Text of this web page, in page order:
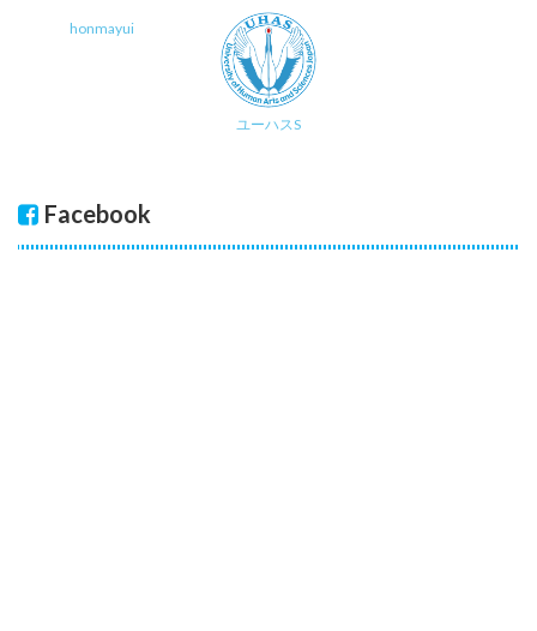
honmayui
ユーハスS
Facebook